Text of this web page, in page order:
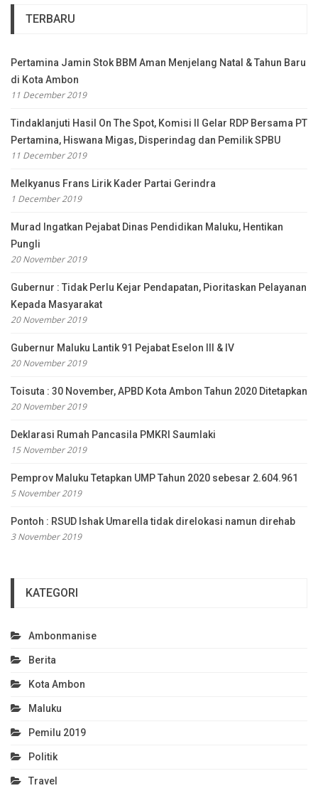
TERBARU
Pertamina Jamin Stok BBM Aman Menjelang Natal & Tahun Baru
di Kota Ambon
11 December 2019
Tindaklanjuti Hasil On The Spot, Komisi II Gelar RDP Bersama PT
Pertamina, Hiswana Migas, Disperindag dan Pemilik SPBU
11 December 2019
Melkyanus Frans Lirik Kader Partai Gerindra
1 December 2019
Murad Ingatkan Pejabat Dinas Pendidikan Maluku, Hentikan
Pungli
20 November 2019
Gubernur : Tidak Perlu Kejar Pendapatan, Pioritaskan Pelayanan
Kepada Masyarakat
20 November 2019
Gubernur Maluku Lantik 91 Pejabat Eselon III & IV
20 November 2019
Toisuta : 30 November, APBD Kota Ambon Tahun 2020 Ditetapkan
20 November 2019
Deklarasi Rumah Pancasila PMKRI Saumlaki
15 November 2019
Pemprov Maluku Tetapkan UMP Tahun 2020 sebesar 2.604.961
5 November 2019
Pontoh : RSUD Ishak Umarella tidak direlokasi namun direhab
3 November 2019
KATEGORI
Ambonmanise
Berita
Kota Ambon
Maluku
Pemilu 2019
Politik
Travel